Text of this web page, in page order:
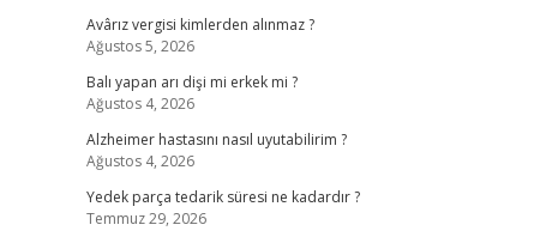
Avârız vergisi kimlerden alınmaz ?
Ağustos 5, 2026
Balı yapan arı dişi mi erkek mi ?
Ağustos 4, 2026
Alzheimer hastasını nasıl uyutabilirim ?
Ağustos 4, 2026
Yedek parça tedarik süresi ne kadardır ?
Temmuz 29, 2026